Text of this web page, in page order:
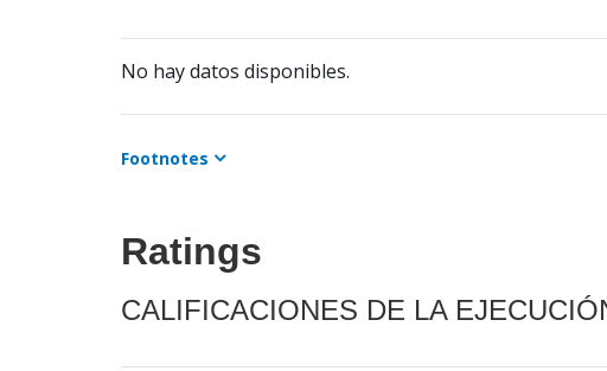
No hay datos disponibles.
Footnotes
Ratings
CALIFICACIONES DE LA